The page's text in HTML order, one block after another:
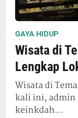
GAYA HIDUP
Wisata di
Lengkap
Wisata di
kali ini, admin
keinkdah…